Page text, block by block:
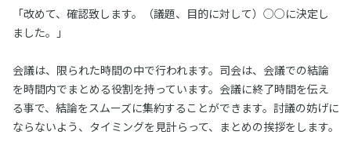
「改めて、確認致します。（議題、目的に対して）○○に決定し
ました。」
会議は、限られた時間の中で行われます。司会は、会議での結論
を時間内でまとめる役割を持っています。会議に終了時間を伝え
る事で、結論をスムーズに集約することができます。討議の妨げに
ならないよう、タイミングを見計らって、まとめの挨拶をします。